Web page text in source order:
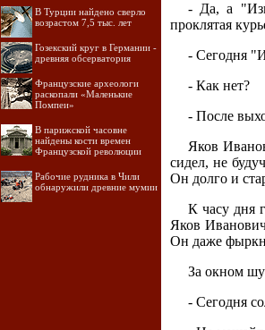
В Турции найдено сверло
возрастом 7,5 тыс. лет
Гозекский круг в Германии -
древняя обсерватория
Французские археологи
раскопали «Маленькие
Помпеи»
В парижской часовне
найдены кости времен
Французской революции
Рабочие рудника в Чили
обнаружили древние мумии
- Да, а
проклятая
- Сегодня
- Как нет?
- После
Яков
сидел, не
Он долго и
К часу дня
Яков
Он даже
За окном
- Сегодня